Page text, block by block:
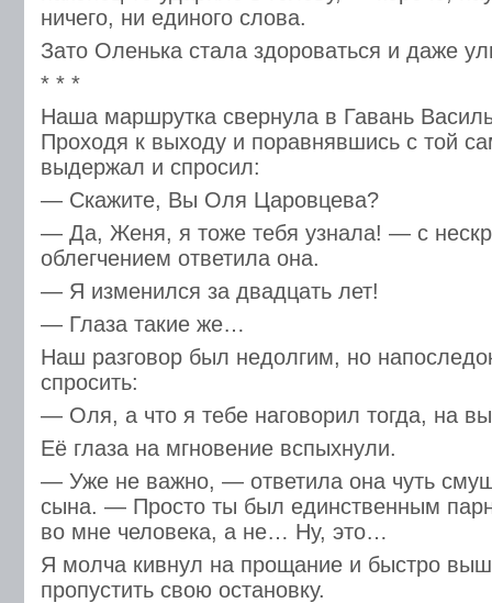
ничего, ни единого слова.
Зато Оленька стала здороваться и даже
* * *
Наша маршрутка свернула в Гавань
Проходя к выходу и поравнявшись с той
выдержал и спросил:
— Скажите, Вы Оля Царовцева?
— Да, Женя, я тоже тебя узнала! — с
облегчением ответила она.
— Я изменился за двадцать лет!
— Глаза такие же…
Наш разговор был недолгим, но
спросить:
— Оля, а что я тебе наговорил тогда, на
Её глаза на мгновение вспыхнули.
— Уже не важно, — ответила она чуть
сына. — Просто ты был единственным
во мне человека, а не… Ну, это…
Я молча кивнул на прощание и быстро
пропустить свою остановку.